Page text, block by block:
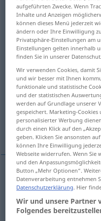
Übersicht aller
(Für mehr Details die
Linse
optisches System,
Linse, Kristalllinse
Gläser, Kontaktlinse,
Linsef lens FOTO PHYS
aufgeführten Zwecke. Wenn
Inhalte und Anzeigen
können dieses Menü jederzeit
ändern oder Ihre Einwilligung
Privatsphäre-Einstellungen am
Einstellungen gelten innerhalb
finden Sie in unserer
Wir verwenden Cookies, damit
und wir besser mit Ihnen
funktionale und statistische
und der statistischen
werden auf Grundlage unserer
gespeichert. Marketing-
personalisierter Werbung
durch einen Klick auf den
geben. Klicken Sie ansonsten
können Ihre Einwilligung
Webseite widerrufen. Wenn Sie
und den
Button „Mehr Optionen“.
Datenverarbeitung entnehmen
Datenschutzerklärung. Hier
Wir und unsere Partner
Folgendes